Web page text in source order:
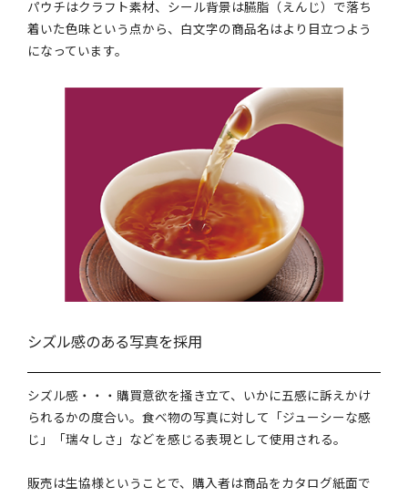
パウチはクラフト素材、シール背景は臙脂（えんじ）で落ち
着いた色味という点から、白文字の商品名はより目立つよう
になっています。
シズル感のある写真を採用
シズル感・・・購買意欲を掻き立て、いかに五感に訴えかけ
られるかの度合い。食べ物の写真に対して「ジューシーな感
じ」「瑞々しさ」などを感じる表現として使用される。
販売は生協様ということで、購入者は商品をカタログ紙面で